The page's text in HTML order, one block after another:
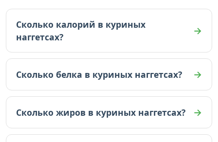
Сколько калорий в куриных
наггетсах?
В куриных наггетсах 276 ккал (на 100г).
Сколько белка в куриных наггетсах?
В куриных наггетсах 13.89 граммов белка (на
100г).
Сколько жиров в куриных наггетсах?
В куриных наггетсах 18.06 граммов жиров (на